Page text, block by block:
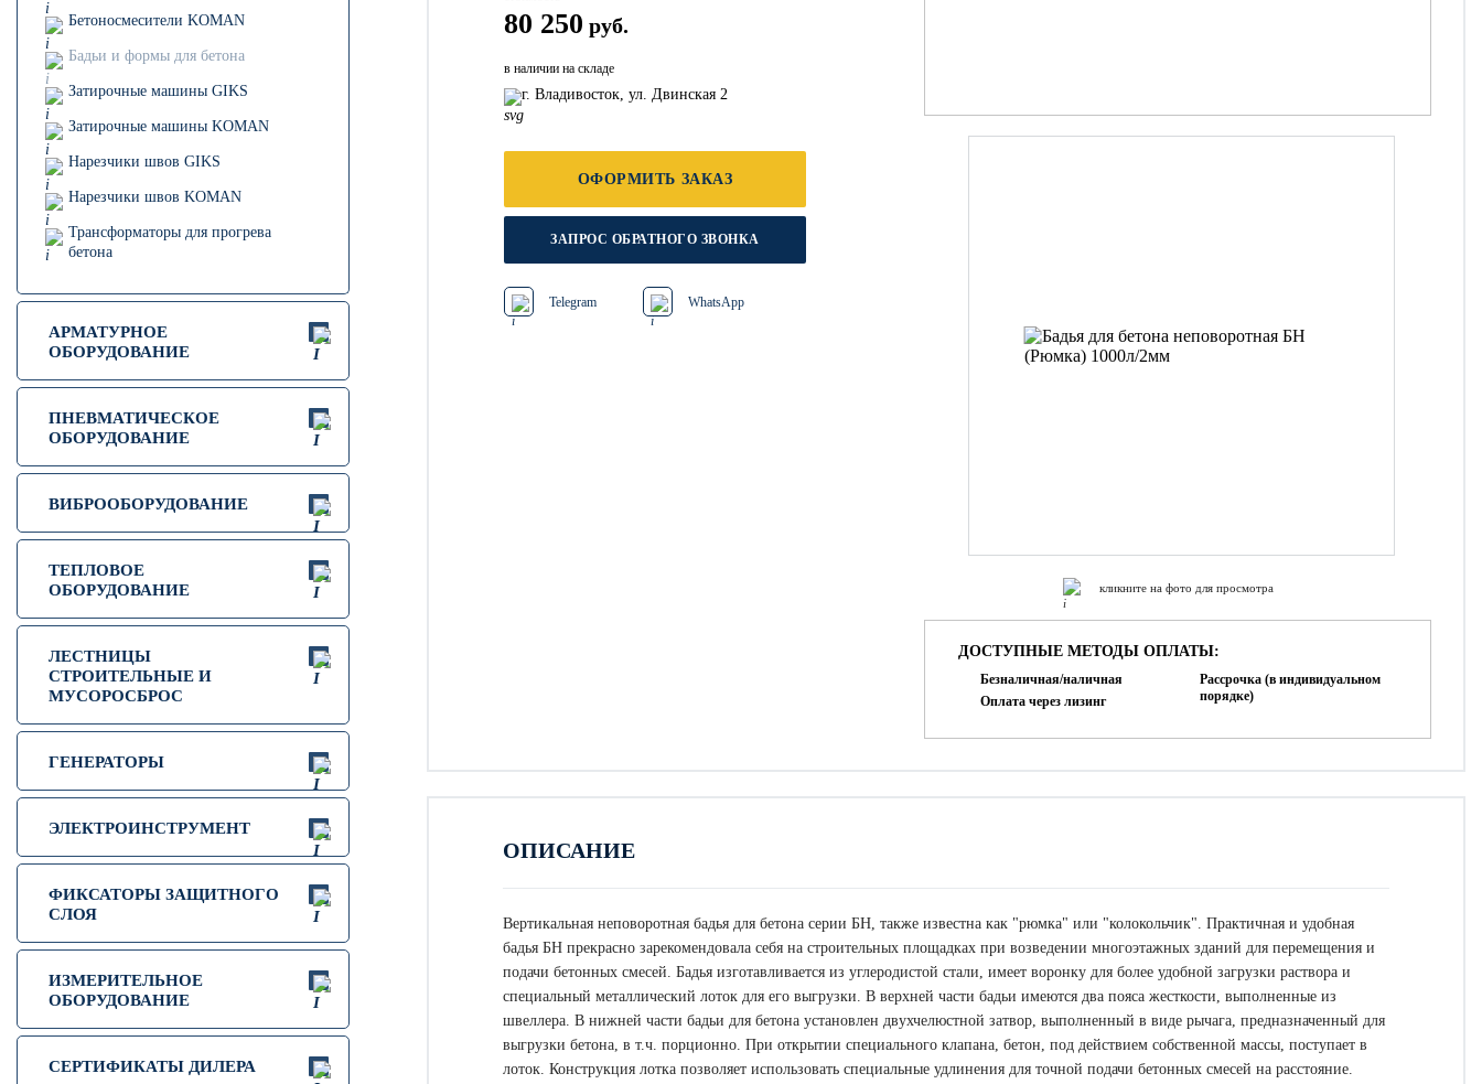
Бетоносмесители KOMAN
Бадьи и формы для бетона
Затирочные машины GIKS
Затирочные машины KOMAN
Нарезчики швов GIKS
Нарезчики швов KOMAN
Трансформаторы для прогрева
бетона
АРМАТУРНОЕ
ОБОРУДОВАНИЕ
ПНЕВМАТИЧЕСКОЕ
ОБОРУДОВАНИЕ
ВИБРООБОРУДОВАНИЕ
ТЕПЛОВОЕ
ОБОРУДОВАНИЕ
ЛЕСТНИЦЫ
СТРОИТЕЛЬНЫЕ И
МУСОРОСБРОС
ГЕНЕРАТОРЫ
ЭЛЕКТРОИНСТРУМЕНТ
ФИКСАТОРЫ ЗАЩИТНОГО
СЛОЯ
ИЗМЕРИТЕЛЬНОЕ
ОБОРУДОВАНИЕ
СЕРТИФИКАТЫ ДИЛЕРА
80 250 руб.
в наличии на складе
г. Владивосток, ул. Двинская 2
ОФОРМИТЬ ЗАКАЗ
ЗАПРОС ОБРАТНОГО ЗВОНКА
Telegram WhatsApp
кликните на фото для просмотра
ДОСТУПНЫЕ МЕТОДЫ ОПЛАТЫ:
Безналичная/наличная
Оплата через лизинг
Рассрочка (в индивидуальном
порядке)
ОПИСАНИЕ
Вертикальная неповоротная бадья для бетона серии БН, также известна как "рюмка" или "колокольчик". Практичная и удобная
бадья БН прекрасно зарекомендовала себя на строительных площадках при возведении многоэтажных зданий для перемещения и
подачи бетонных смесей. Бадья изготавливается из углеродистой стали, имеет воронку для более удобной загрузки раствора и
специальный металлический лоток для его выгрузки. В верхней части бадьи имеются два пояса жесткости, выполненные из
швеллера. В нижней части бадьи для бетона установлен двухчелюстной затвор, выполненный в виде рычага, предназначенный для
выгрузки бетона, в т.ч. порционно. При открытии специального клапана, бетон, под действием собственной массы, поступает в
лоток. Конструкция лотка позволяет использовать специальные удлинения для точной подачи бетонных смесей на расстояние.